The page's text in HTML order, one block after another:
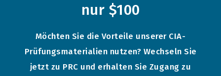
nur $100
Möchten Sie die Vorteile unserer CIA-
Prüfungsmaterialien nutzen? Wechseln Sie
jetzt zu PRC und erhalten Sie Zugang zu